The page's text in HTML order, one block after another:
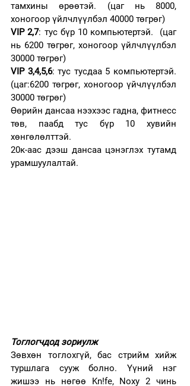
тамхины өрөөтэй. (цаг нь 8000,
хоногоор үйлчлүүлбэл 40000 төгрөг)
VIP 2,7: тус бүр 10 компьютертэй.  (цаг
нь 6200 төгрөг, хоногоор үйлчлүүлбэл
30000 төгрөг)
VIP 3,4,5,6: тус тусдаа 5 компьютертэй.
(цаг:6200 төгрөг, хоногоор үйчлүүлбэл
30000 төгрөг)
Өөрийн дансаа нээхээс гадна, фитнесс
төв, паабд тус бүр 10 хувийн
хөнгөлөлттэй.
20к-аас дээш дансаа цэнэглэх тутамд
урамшуулалтай.
Тоглогчдод зориулж
Зөвхөн тоглохгүй, бас стрийм хийж
туршлага сууж болно. Үүний нэг
жишээ нь нөгөө Kn!fe, Noxy 2 чинь